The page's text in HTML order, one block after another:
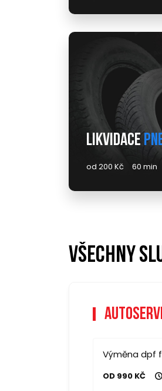
Likvidace
od 200 Kč 60 min
Všechny
Výměna dpf
OD 990 KČ